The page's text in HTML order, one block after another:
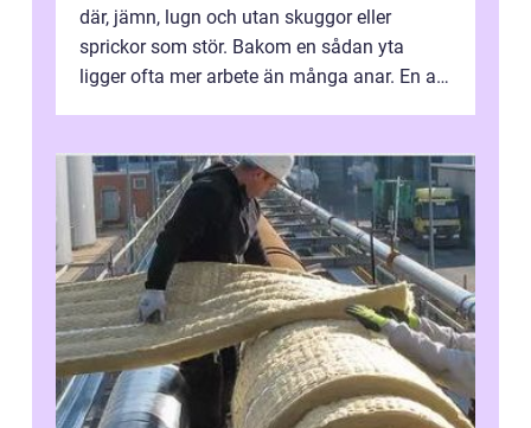
där, jämn, lugn och utan skuggor eller
sprickor som stör. Bakom en sådan yta
ligger ofta mer arbete än många anar. En av